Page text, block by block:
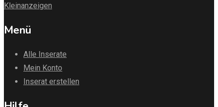
Kleinanzeigen
Menü
Alle Inserate
Mein Konto
Inserat erstellen